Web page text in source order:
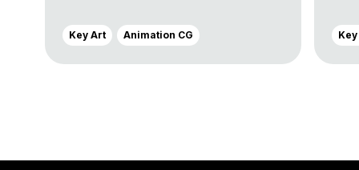
Key Art Animation CG